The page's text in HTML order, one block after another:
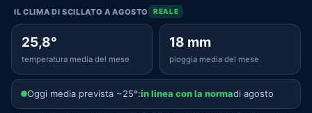
IL CLIMA DI SCILLATO A AGOSTO REALE
25,8°
temperatura media del mese
18 mm
pioggia media del mese
Oggi media prevista ~25°:in linea con la normadi agosto